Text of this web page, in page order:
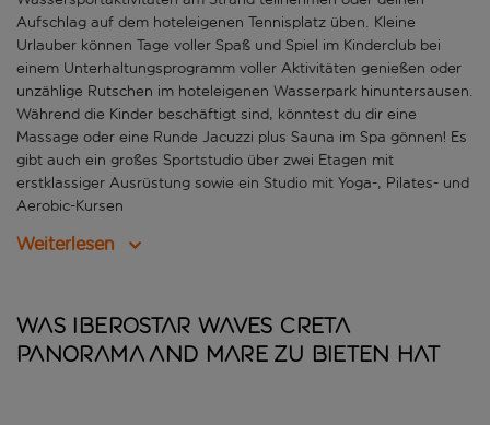
Aufschlag auf dem hoteleigenen Tennisplatz üben. Kleine
Urlauber können Tage voller Spaß und Spiel im Kinderclub bei
einem Unterhaltungsprogramm voller Aktivitäten genießen oder
unzählige Rutschen im hoteleigenen Wasserpark hinuntersausen.
Während die Kinder beschäftigt sind, könntest du dir eine
Massage oder eine Runde Jacuzzi plus Sauna im Spa gönnen! Es
gibt auch ein großes Sportstudio über zwei Etagen mit
erstklassiger Ausrüstung sowie ein Studio mit Yoga-, Pilates- und
Aerobic-Kursen
Weiterlesen
Was Iberostar Waves Creta
Panorama and Mare zu bieten hat